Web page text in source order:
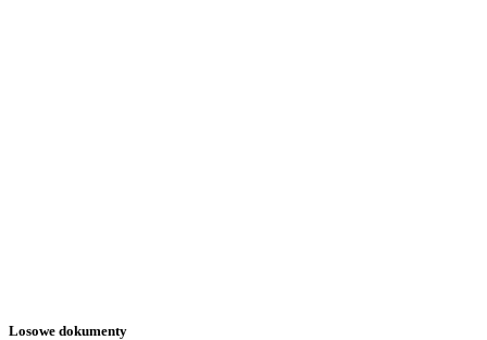
Losowe dokumenty